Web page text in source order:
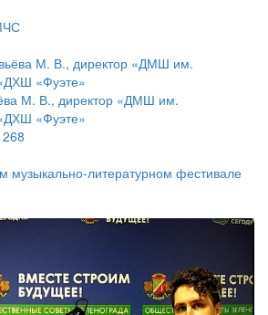
М. В., директор «ДМШ им.
«Фуэте»
268
музыкально-литературном фестивале